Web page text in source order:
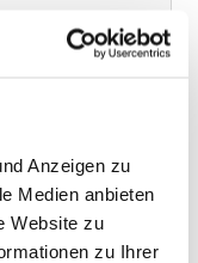
Anzeigen zu
Medien anbieten
Website zu
zu Ihrer